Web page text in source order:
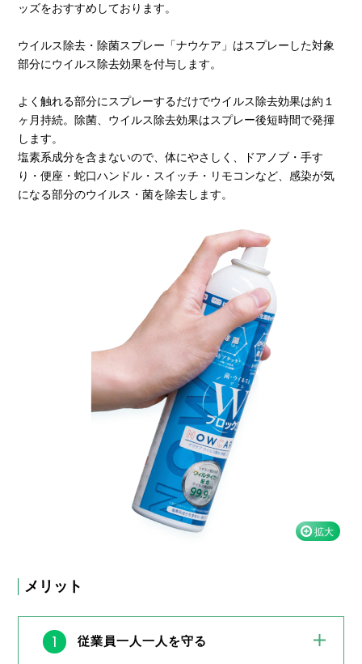
ッズをおすすめしております。
ウイルス除去・除菌スプレー「ナウケア」はスプレーした対象
部分にウイルス除去効果を付与します。
よく触れる部分にスプレーするだけでウイルス除去効果は約１
ヶ月持続。除菌、ウイルス除去効果はスプレー後短時間で発揮
します。
塩素系成分を含まないので、体にやさしく、ドアノブ・手す
り・便座・蛇口ハンドル・スイッチ・リモコンなど、感染が気
になる部分のウイルス・菌を除去します。
メリット
1 従業員一人一人を守る